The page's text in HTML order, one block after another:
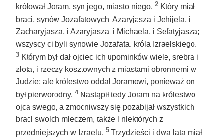
królował Joram, syn jego, miasto niego. 2 Który miał
braci, synów Jozafatowych: Azaryjasza i Jehijela, i
Zacharyjasza, i Azaryjasza, i Michaela, i Sefatyjasza;
wszyscy ci byli synowie Jozafata, króla Izraelskiego.
3 Którym był dał ojciec ich upominków wiele, srebra i
złota, i rzeczy kosztownych z miastami obronnemi w
Judzie; ale królestwo oddał Joramowi, ponieważ on
był pierworodny. 4 Nastąpił tedy Joram na królestwo
ojca swego, a zmocniwszy się pozabijał wszystkich
braci swoich mieczem, także i niektórych z
przedniejszych w Izraelu. 5 Trzydzieści i dwa lata miał